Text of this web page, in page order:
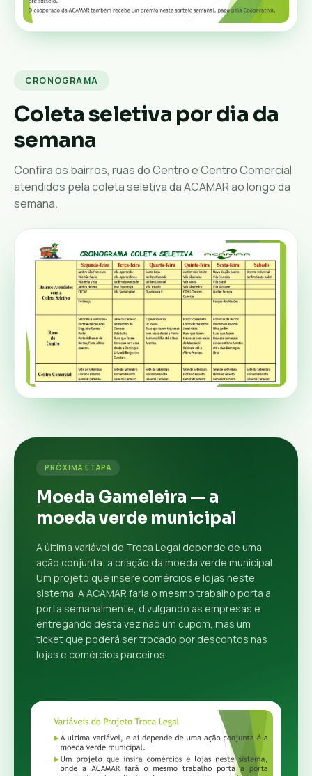
CRONOGRAMA
Coleta seletiva por dia da
semana
Confira os bairros, ruas do Centro e Centro Comercial
atendidos pela coleta seletiva da ACAMAR ao longo da
semana.
PRÓXIMA ETAPA
Moeda Gameleira — a
moeda verde municipal
A última variável do Troca Legal depende de uma
ação conjunta: a criação da moeda verde municipal.
Um projeto que insere comércios e lojas neste
sistema. A ACAMAR faria o mesmo trabalho porta a
porta semanalmente, divulgando as empresas e
entregando desta vez não um cupom, mas um
ticket que poderá ser trocado por descontos nas
lojas e comércios parceiros.